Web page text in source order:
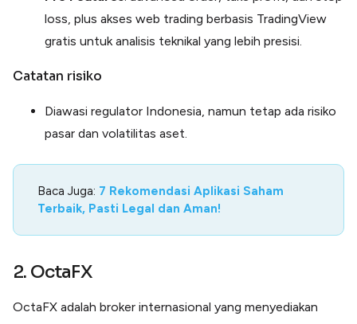
loss, plus akses web trading berbasis TradingView
gratis untuk analisis teknikal yang lebih presisi.
Catatan risiko
Diawasi regulator Indonesia, namun tetap ada risiko
pasar dan volatilitas aset.
Baca Juga: 7 Rekomendasi Aplikasi Saham
Terbaik, Pasti Legal dan Aman!
2. OctaFX
OctaFX adalah broker internasional yang menyediakan